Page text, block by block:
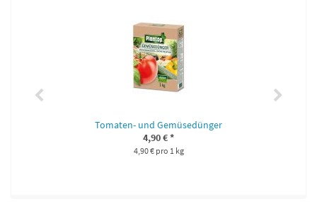
Tomaten- und Gemüsedünger
4,90 €*
4,90 € pro 1 kg